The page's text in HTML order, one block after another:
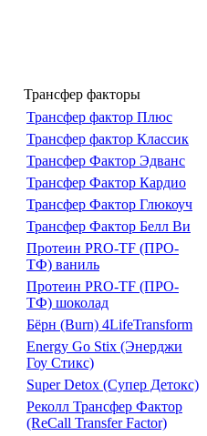
Трансфер факторы
Трансфер фактор Плюс
Трансфер фактор Классик
Трансфер Фактор Эдванс
Трансфер Фактор Кардио
Трансфер Фактор Глюкоуч
Трансфер Фактор Белл Ви
Протеин PRO-TF (ПРО-
ТФ) ваниль
Протеин PRO-TF (ПРО-
ТФ) шоколад
Бёрн (Burn) 4LifeTransform
Energy Go Stix (Энерджи
Гоу Стикс)
Super Detox (Супер Детокс)
Реколл Трансфер Фактор
(ReCall Transfer Factor)